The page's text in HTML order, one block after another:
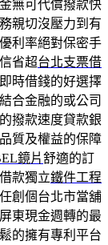
無可代償撥款快
親切沒壓力到有
利率絕對保密手
省超台北支票借
時借錢的好選擇
合金融的或公司
撥款速度貸款銀
質及權益的保障
鏡片舒適的訂
款獨立鐵件工程
創個台北市當舖
東現金週轉的最
的擁有專利平台